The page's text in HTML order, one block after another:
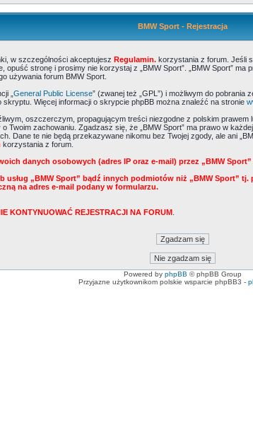
BMW Sport - Rejestracja
w szczególności akceptujesz Regulamin.korzystania z forum. Jeśli
stronę i prosimy nie korzystaj z „BMW Sport”. „BMW Sport”
używania forum BMW Sport.
„ General Public License” (zwanej też „GPL”) i możliwym do pobrania
Więcej informacji o skrypcie phpBB można znaleźć na stronie
oszczerczym, propagującym treści niezgodne z polskim
Twoim zachowaniu. Zgadzasz się, że „BMW Sport” ma prawo w
Dane te nie będą przekazywane nikomu bez Twojej zgody, ale ani
korzystania z forum.
danych osobowych (adres IP oraz e-mail) przez „BMW
„BMW Sport” bądź innych podmiotów niż „BMW Sport” tj.
na adres e-mail podany w formularzu.
KONTYNUOWAĆ REJESTRACJI NA FORUM.
Powered by phpBB © phpBB Group
Przyjazne użytkownikom polskie wsparcie phpBB3 -